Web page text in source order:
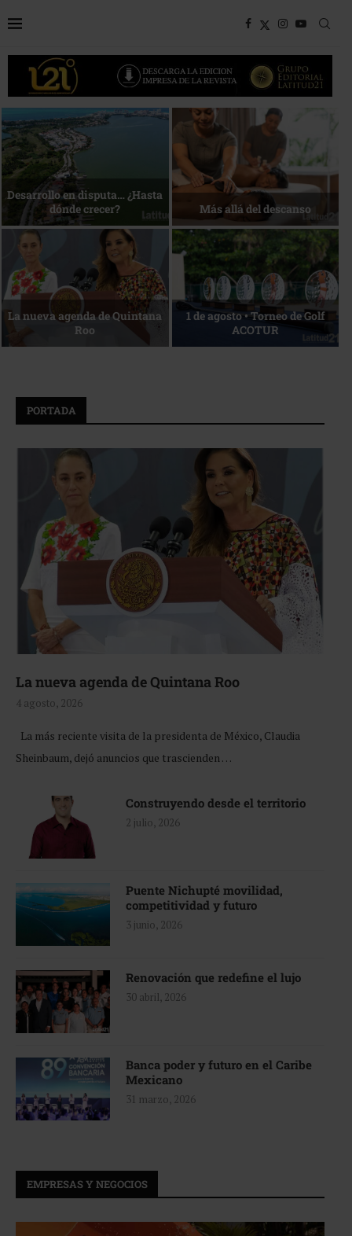
Bottega, un viaje servido a la
mesa
Energía que Impulsa la
competitividad
Reconocimiento de viajeros La esencia del servicio
PORTADA
La nueva agenda de Quintana Roo
4 agosto, 2026
La más reciente visita de la presidenta de México, Claudia
Sheinbaum, dejó anuncios que trascienden …
Construyendo desde el territorio
2 julio, 2026
Puente Nichupté movilidad,
competitividad y futuro
3 junio, 2026
Renovación que redefine el lujo
30 abril, 2026
Banca poder y futuro en el Caribe
Mexicano
31 marzo, 2026
EMPRESAS Y NEGOCIOS